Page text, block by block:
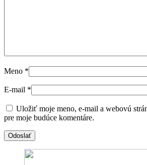
Meno *
E-mail *
Uložiť moje meno, e-mail a webovú
pre moje budúce komentáre.